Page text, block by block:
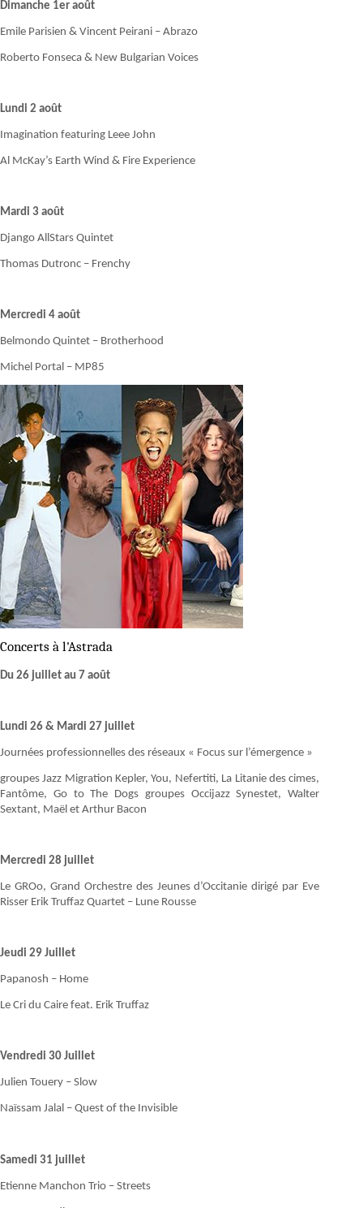
Dimanche 1er août
Emile Parisien & Vincent Peirani – Abrazo
Roberto Fonseca & New Bulgarian Voices
Lundi 2 août
Imagination featuring Leee John
Al McKay’s Earth Wind & Fire Experience
Mardi 3 août
Django AllStars Quintet
Thomas Dutronc – Frenchy
Mercredi 4 août
Belmondo Quintet – Brotherhood
Michel Portal – MP85
Concerts à l'Astrada
Du 26 juillet au 7 août
Lundi 26 & Mardi 27 juillet
Journées professionnelles des réseaux « Focus sur l’émergence »
groupes Jazz Migration Kepler, You, Nefertiti, La Litanie des cimes,
Fantôme, Go to The Dogs groupes Occijazz Synestet, Walter
Sextant, Maël et Arthur Bacon
Mercredi 28 juillet
Le GROo, Grand Orchestre des Jeunes d’Occitanie dirigé par Eve
Risser Erik Truffaz Quartet – Lune Rousse
Jeudi 29 Juillet
Papanosh – Home
Le Cri du Caire feat. Erik Truffaz
Vendredi 30 Juillet
Julien Touery – Slow
Naïssam Jalal – Quest of the Invisible
Samedi 31 juillet
Etienne Manchon Trio – Streets